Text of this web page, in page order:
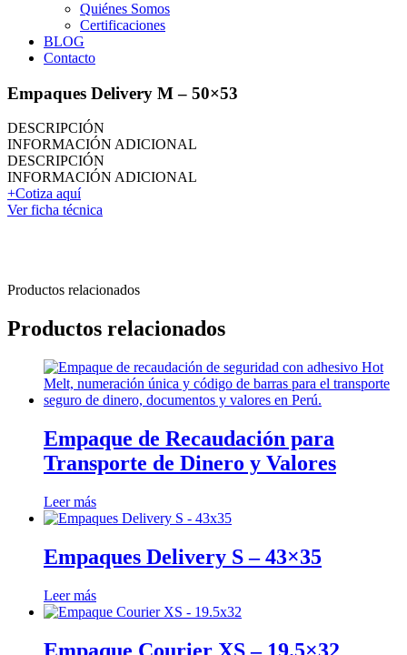
Quiénes Somos
Certificaciones
BLOG
Contacto
Empaques Delivery M – 50×53
DESCRIPCIÓN
INFORMACIÓN ADICIONAL
DESCRIPCIÓN
INFORMACIÓN ADICIONAL
+Cotiza aquí
Ver ficha técnica
Productos relacionados
Productos relacionados
Empaque de Recaudación para
Transporte de Dinero y Valores
Leer más
Empaques Delivery S – 43×35
Leer más
Empaque Courier XS – 19.5×32